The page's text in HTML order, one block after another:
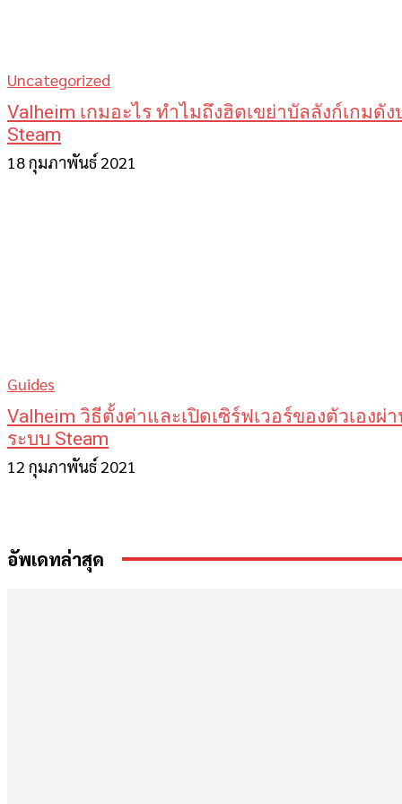
Uncategorized
Valheim เกมอะไร ทำไมถึงฮิตเขย่าบัลลังก์เกมดัง
Steam
18 กุมภาพันธ์ 2021
Guides
Valheim วิธีตั้งค่าและเปิดเซิร์ฟเวอร์ของตัวเองผ่
ระบบ Steam
12 กุมภาพันธ์ 2021
อัพเดทล่าสุด